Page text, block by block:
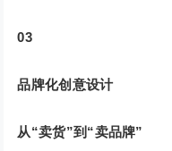
03
品牌化创意设计
从“卖货”到“卖品牌”